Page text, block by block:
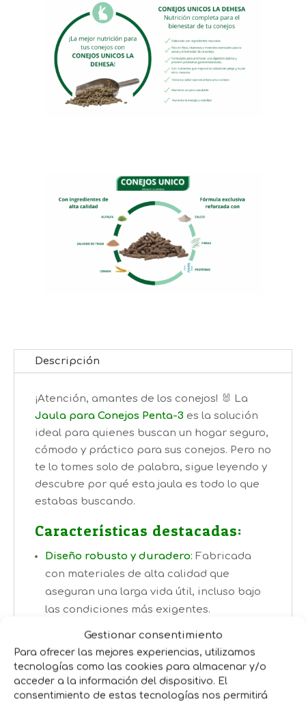
Gestionar consentimiento
Para ofrecer las mejores experiencias, utilizamos
tecnologías como las cookies para almacenar y/o
acceder a la información del dispositivo. El
consentimiento de estas tecnologías nos permitirá
Descripción
¡Atención, amantes de los conejos! 🐰 La
Jaula para Conejos Penta-3 es la solución
ideal para quienes buscan un hogar seguro,
cómodo y práctico para sus conejos. Pero no
te lo tomes solo de palabra, sigue leyendo y
descubre por qué esta jaula es todo lo que
estabas buscando.
Características destacadas:
Diseño robusto y duradero: Fabricada
con materiales de alta calidad que
aseguran una larga vida útil, incluso bajo
las condiciones más exigentes.
diseño de tres niveles, tus conejos tendrán
todo el espacio que necesitan para
moverse, jugar y descansar sin sentirse